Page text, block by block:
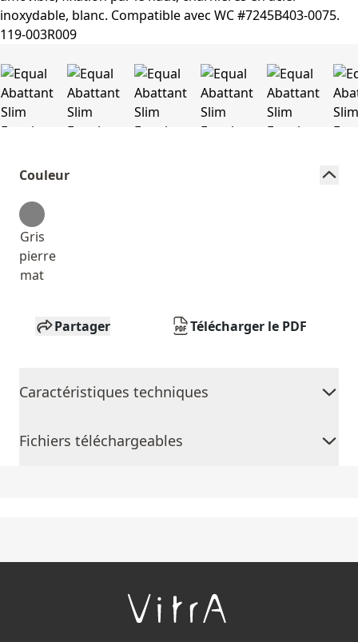
Couleur
Gris
pierre
mat
Partager Télécharger le PDF
Caractéristiques techniques
Fichiers téléchargeables